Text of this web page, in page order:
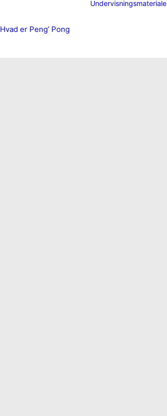
Hvad er Peng’ Pong
Undervisningsmateriale